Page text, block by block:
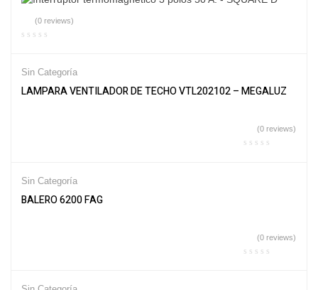
(0 reviews)
Sin Categoría
LAMPARA VENTILADOR DE TECHO VTL202102 – MEGALUZ
(0 reviews)
Sin Categoría
BALERO 6200 FAG
(0 reviews)